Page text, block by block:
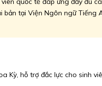
tại Viện Ngôn ngữ Tiếng
hỗ trợ đắc lực cho sinh